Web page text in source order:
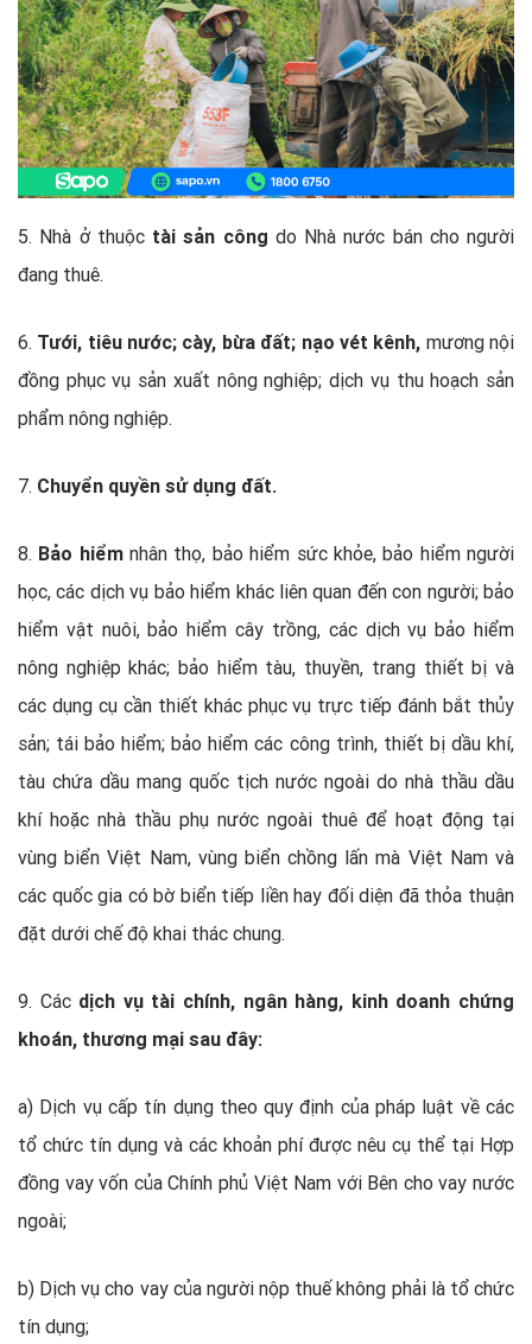
5. Nhà ở thuộc tài sản công do Nhà nước bán cho người
đang thuê.
6. Tưới, tiêu nước; cày, bừa đất; nạo vét kênh, mương nội
đồng phục vụ sản xuất nông nghiệp; dịch vụ thu hoạch sản
phẩm nông nghiệp.
7. Chuyển quyền sử dụng đất.
8. Bảo hiểmnhân thọ, bảo hiểm sức khỏe, bảo hiểm người
học, các dịch vụ bảo hiểm khác liên quan đến con người; bảo
hiểm vật nuôi, bảo hiểm cây trồng, các dịch vụ bảo hiểm
nông nghiệp khác; bảo hiểm tàu, thuyền, trang thiết bị và
các dụng cụ cần thiết khác phục vụ trực tiếp đánh bắt thủy
sản; tái bảo hiểm; bảo hiểm các công trình, thiết bị dầu khí,
tàu chứa dầu mang quốc tịch nước ngoài do nhà thầu dầu
khí hoặc nhà thầu phụ nước ngoài thuê để hoạt động tại
vùng biển Việt Nam, vùng biển chồng lấn mà Việt Nam và
các quốc gia có bờ biển tiếp liền hay đối diện đã thỏa thuận
đặt dưới chế độ khai thác chung.
9. Các dịch vụ tài chính, ngân hàng, kinh doanh chứng
khoán, thương mại sau đây:
a) Dịch vụ cấp tín dụng theo quy định của pháp luật về các
tổ chức tín dụng và các khoản phí được nêu cụ thể tại Hợp
đồng vay vốn của Chính phủ Việt Nam với Bên cho vay nước
ngoài;
b) Dịch vụ cho vay của người nộp thuế không phải là tổ chức
tín dụng;